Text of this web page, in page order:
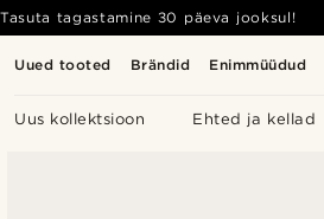
Uued tooted Brändid Enimmüüdud
Uus kollektsioon Ehted ja kellad
Tasuta tagastamine 30 päeva jooksul!